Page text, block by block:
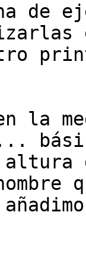
de
en la